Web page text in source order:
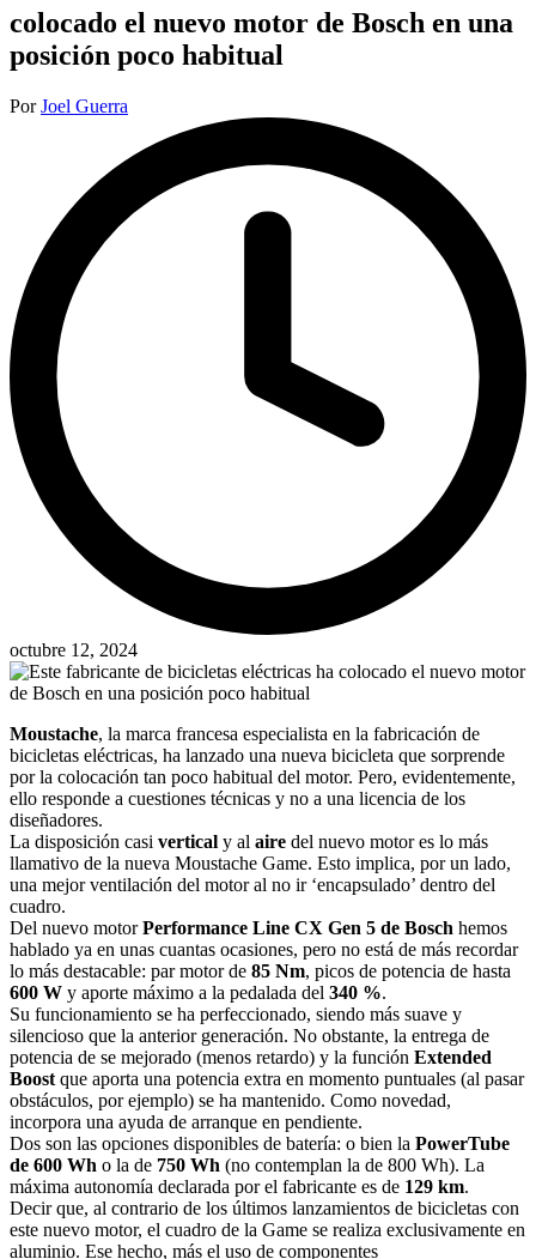
colocado el nuevo motor de Bosch en una
posición poco habitual
Publicado
PorJoel Guerra
octubre 12, 2024
Moustache, la marca francesa especialista en la fabricación de
bicicletas eléctricas, ha lanzado una nueva bicicleta que sorprende
por la colocación tan poco habitual del motor. Pero, evidentemente,
ello responde a cuestiones técnicas y no a una licencia de los
diseñadores.
La disposición casi vertical y al aire del nuevo motor es lo más
llamativo de la nueva Moustache Game. Esto implica, por un lado,
una mejor ventilación del motor al no ir ‘encapsulado’ dentro del
cuadro.
Del nuevo motorPerformance Line CX Gen 5 de Bosch hemos
hablado ya en unas cuantas ocasiones, pero no está de más recordar
lo más destacable: par motor de 85 Nm, picos de potencia de hasta
600 W y aporte máximo a la pedalada del 340 %.
Su funcionamiento se ha perfeccionado, siendo más suave y
silencioso que la anterior generación. No obstante, la entrega de
potencia de se mejorado (menos retardo) y la función Extended
Boost que aporta una potencia extra en momento puntuales (al pasar
obstáculos, por ejemplo) se ha mantenido. Como novedad,
incorpora una ayuda de arranque en pendiente.
Dos son las opciones disponibles de batería: o bien la PowerTube
de 600 Wh o la de 750 Wh (no contemplan la de 800 Wh). La
máxima autonomía declarada por el fabricante es de 129 km.
Decir que, al contrario de los últimos lanzamientos de bicicletas con
este nuevo motor, el cuadro de la Game se realiza exclusivamente en
aluminio. Ese hecho, más el uso de componentes